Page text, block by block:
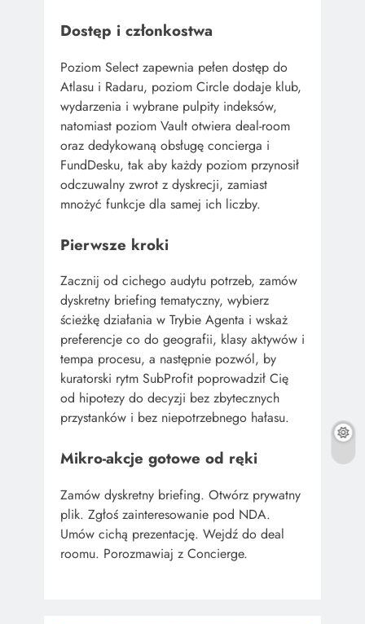
Dostęp i członkostwa
Poziom Select zapewnia pełen dostęp do
Atlasu i Radaru, poziom Circle dodaje klub,
wydarzenia i wybrane pulpity indeksów,
natomiast poziom Vault otwiera deal-room
oraz dedykowaną obsługę concierga i
FundDesku, tak aby każdy poziom przynosił
odczuwalny zwrot z dyskrecji, zamiast
mnożyć funkcje dla samej ich liczby.
Pierwsze kroki
Zacznij od cichego audytu potrzeb, zamów
dyskretny briefing tematyczny, wybierz
ścieżkę działania w Trybie Agenta i wskaż
preferencje co do geografii, klasy aktywów i
tempa procesu, a następnie pozwól, by
kuratorski rytm SubProfit poprowadził Cię
od hipotezy do decyzji bez zbytecznych
przystanków i bez niepotrzebnego hałasu.
Mikro-akcje gotowe od ręki
Zamów dyskretny briefing. Otwórz prywatny
plik. Zgłoś zainteresowanie pod NDA.
Umów cichą prezentację. Wejdź do deal
roomu. Porozmawiaj z Concierge.